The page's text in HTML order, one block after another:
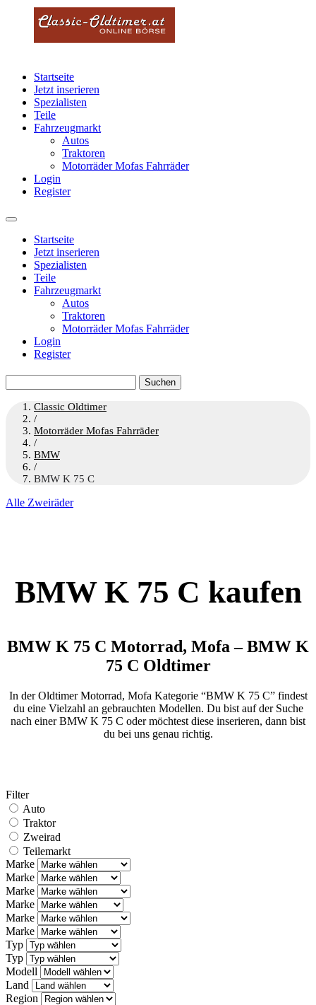
Startseite
Jetzt inserieren
Spezialisten
Teile
Fahrzeugmarkt
Autos
Traktoren
Motorräder Mofas Fahrräder
Login
Register
Startseite
Jetzt inserieren
Spezialisten
Teile
Fahrzeugmarkt
Autos
Traktoren
Motorräder Mofas Fahrräder
Login
Register
nach:
Classic Oldtimer
/
Motorräder Mofas Fahrräder
/
BMW
/
BMW K 75 C
Alle Zweiräder
BMW K 75 C kaufen
BMW K 75 C Motorrad, Mofa – BMW K
75 C Oldtimer
In der Oldtimer Motorrad, Mofa Kategorie “BMW K 75 C” findest
du eine Vielzahl an gebrauchten Modellen. Du bist auf der Suche
nach einer BMW K 75 C oder möchtest diese inserieren, dann bist
du bei uns genau richtig.
Filter
Auto
Traktor
Zweirad
Teilemarkt
Marke
Marke
Marke
Marke
Marke
Marke
Typ
Typ
Modell
Land
Region